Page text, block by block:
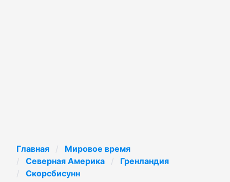
Главная
Мировое время
Северная Америка
Гренландия
Скорсбисунн